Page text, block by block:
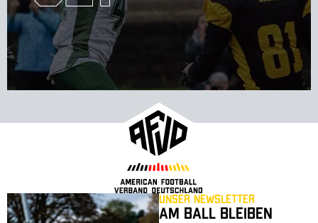
Unser Newsletter
Am Ball bleiben